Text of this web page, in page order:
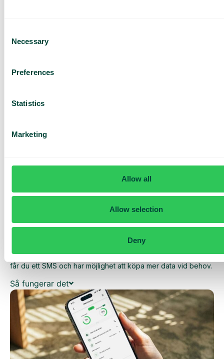
Selection
Necessary
Preferences
Statistics
Marketing
Allow all
Allow selection
Deny
Hur vet jag om jag har Telavox Mobile eller
Med Daily Cost Control kan du som kund hålla bättre koll på
dina dagliga kostnader när du surfar utanför EU/EES.
förutbestämt maxpris. När du har förbrukat den datamängden
får du ett SMS och har möjlighet att köpa mer data vid behov.
Så fungerar det